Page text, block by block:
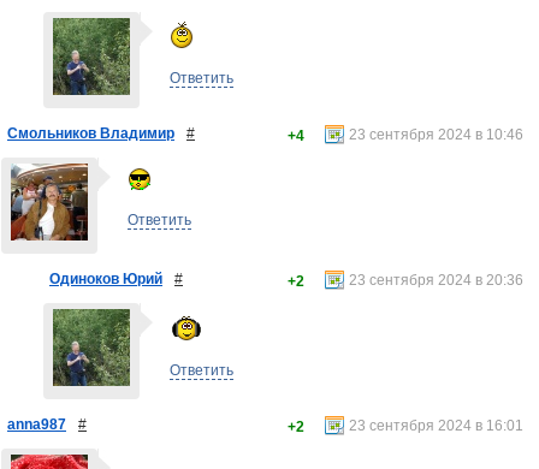
Ответить
Смольников Владимир # 23 сентября 2024 в 10:46
+4
Ответить
Одиноков Юрий # 23 сентября 2024 в 20:36
+2
Ответить
anna987 # 23 сентября 2024 в 16:01
+2